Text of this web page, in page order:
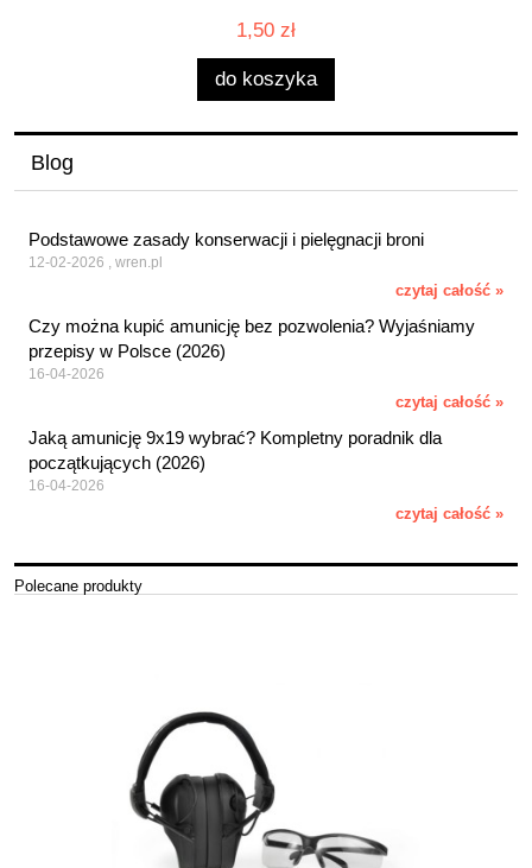
1,50 zł
do koszyka
Blog
Podstawowe zasady konserwacji i pielęgnacji broni
12-02-2026 , wren.pl
czytaj całość »
Czy można kupić amunicję bez pozwolenia? Wyjaśniamy
przepisy w Polsce (2026)
16-04-2026
czytaj całość »
Jaką amunicję 9x19 wybrać? Kompletny poradnik dla
początkujących (2026)
16-04-2026
czytaj całość »
Polecane produkty